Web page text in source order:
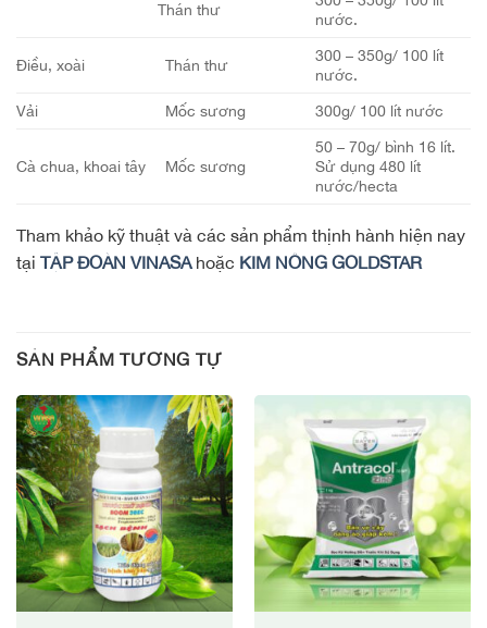
Thán thư
nước.
Điều, xoài Thán thư
300 – 350g/ 100 lít
nước.
Vải
Mốc sương 300g/ 100 lít nước
Cà chua, khoai tây Mốc sương
50 – 70g/ bình 16 lít.
Sử dụng 480 lít
nước/hecta
Tham khảo kỹ thuật và các sản phẩm thịnh hành hiện nay
tại TẬP ĐOÀN VINASAhoặc KIM NÔNG GOLDSTAR
SẢN PHẨM TƯƠNG TỰ